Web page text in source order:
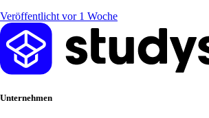
Veröffentlicht vor 1 Woche
Unternehmen